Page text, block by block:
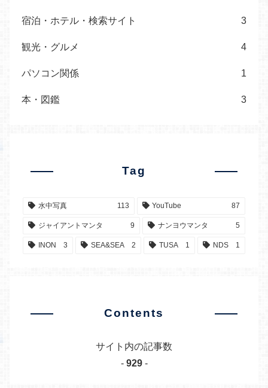
宿泊・ホテル・検索サイト 3
観光・グルメ 4
パソコン関係 1
本・図鑑 3
Tag
水中写真 113 YouTube 87
ジャイアントマンタ 9 ナンヨウマンタ 5
INON 3 SEA&SEA 2 TUSA 1 NDS 1
Contents
サイト内の記事数
- 929-